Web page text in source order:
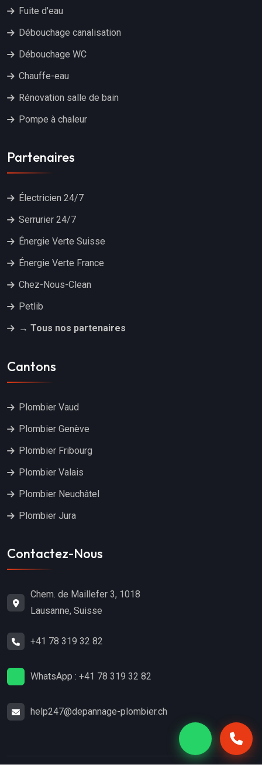
Fuite d'eau
Débouchage canalisation
Débouchage WC
Chauffe-eau
Rénovation salle de bain
Pompe à chaleur
Partenaires
Électricien 24/7
Serrurier 24/7
Énergie Verte Suisse
Énergie Verte France
Chez-Nous-Clean
Petlib
→ Tous nos partenaires
Cantons
Plombier Vaud
Plombier Genève
Plombier Fribourg
Plombier Valais
Plombier Neuchâtel
Plombier Jura
Contactez-Nous
Chem. de Maillefer 3, 1018
Lausanne, Suisse
+41 78 319 32 82
WhatsApp : +41 78 319 32 82
help247@depannage-plombier.ch